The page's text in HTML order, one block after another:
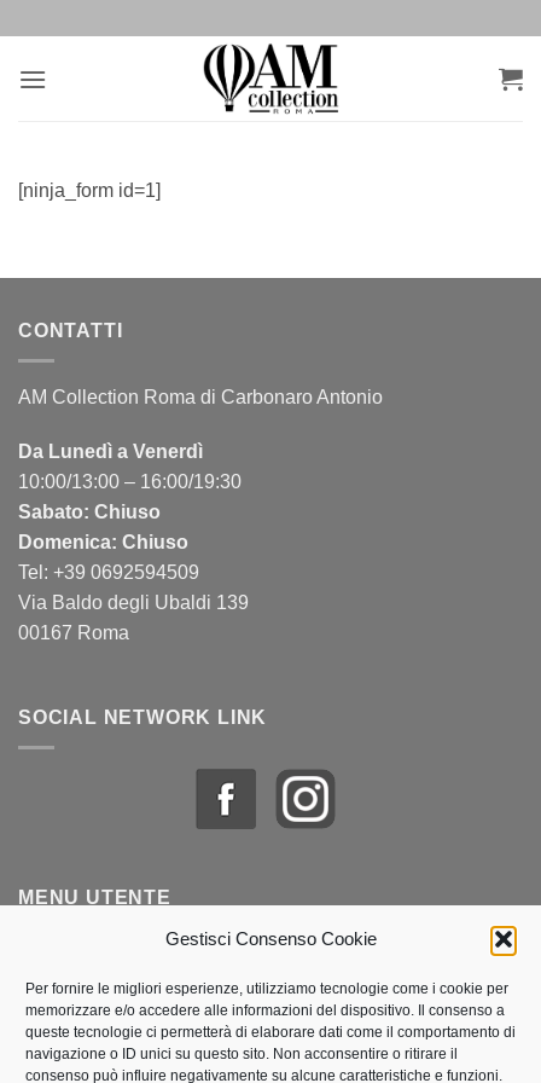
Gestisci Consenso Cookie
Per fornire le migliori esperienze, utilizziamo tecnologie come i cookie per
memorizzare e/o accedere alle informazioni del dispositivo. Il consenso a
queste tecnologie ci permetterà di elaborare dati come il comportamento di
navigazione o ID unici su questo sito. Non acconsentire o ritirare il
consenso può influire negativamente su alcune caratteristiche e funzioni.
contenuti
[ninja_form id=1]
CONTATTI
AM Collection Roma di Carbonaro Antonio
Da Lunedì a Venerdì
10:00/13:00 – 16:00/19:30
Sabato: Chiuso
Domenica: Chiuso
Tel: +39 0692594509
Via Baldo degli Ubaldi 139
00167 Roma
SOCIAL NETWORK LINK
MENU UTENTE
Lista dei desideri
Politica dei cookie (UE)